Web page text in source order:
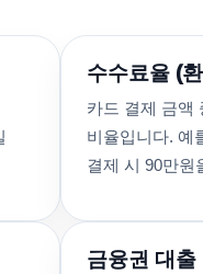
수수료율 (
카드 결제 금액
비율입니다. 예
결제 시 90만원
금융권 대출